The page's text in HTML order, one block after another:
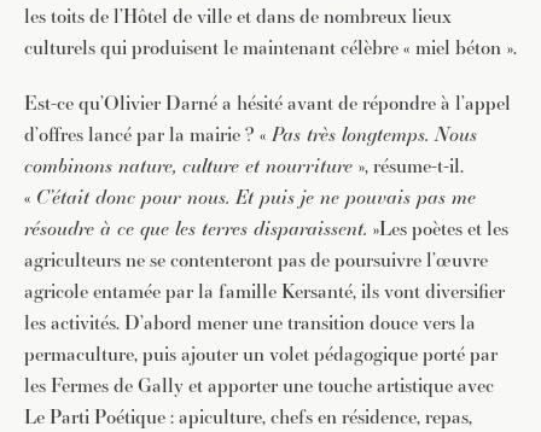
les toits de l’Hôtel de ville et dans de nombreux lieux
culturels qui produisent le maintenant célèbre « miel béton ».
Est-ce qu’Olivier Darné a hésité avant de répondre à l’appel
d’offres lancé par la mairie ? «Pas très longtemps. Nous
combinons nature, culture et nourriture », résume-t-il.
« C’était donc pour nous. Et puis je ne pouvais pas me
résoudre à ce que les terres disparaissent. »Les poètes et les
agriculteurs ne se contenteront pas de poursuivre l’œuvre
agricole entamée par la famille Kersanté, ils vont diversifier
les activités. D’abord mener une transition douce vers la
permaculture, puis ajouter un volet pédagogique porté par
les Fermes de Gally et apporter une touche artistique avec
Le Parti Poétique : apiculture, chefs en résidence, repas,